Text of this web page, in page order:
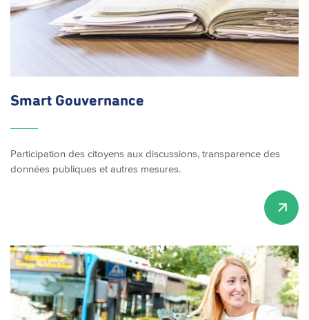
Smart Gouvernance
Participation des citoyens aux discussions, transparence des
données publiques et autres mesures.